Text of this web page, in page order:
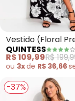
Vestido (Floral
Branco) em Malha
QUINTESS
R$ 109,99R$
ou 3xde R$ 36,66
-37%